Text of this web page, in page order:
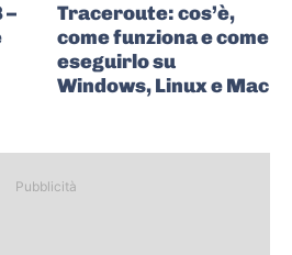
–
Traceroute: cos’è,
come funziona e come
eseguirlo su
Windows, Linux e Mac
Pubblicità